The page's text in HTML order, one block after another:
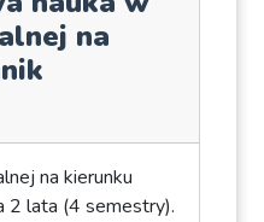
na
na kierunku
2 lata (4 semestry).